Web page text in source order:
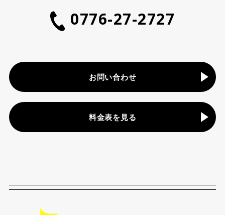
0776-27-2727
お問い合わせ
料金表を見る